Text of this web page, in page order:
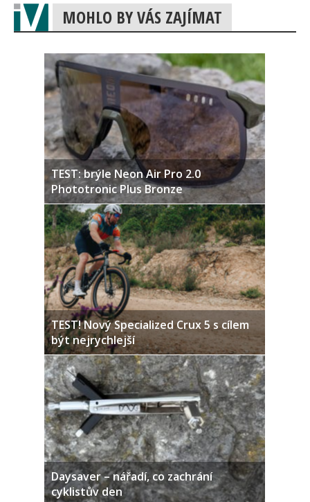
MOHLO BY VÁS ZAJÍMAT
TEST: brýle Neon Air Pro 2.0
Phototronic Plus Bronze
TEST! Nový Specialized Crux 5 s cílem
být nejrychlejší
Daysaver – nářadí, co zachrání
cyklistův den